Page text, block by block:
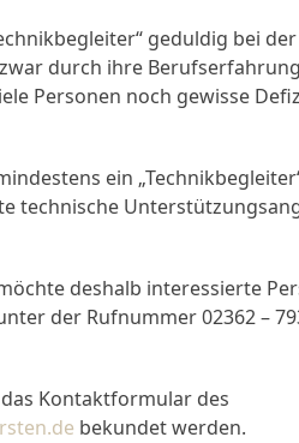
geduldig bei der
durch ihre
Personen noch gewisse
ein
technische
deshalb interessierte
der Rufnummer 02362 –
Kontaktformular des
bekundet werden.